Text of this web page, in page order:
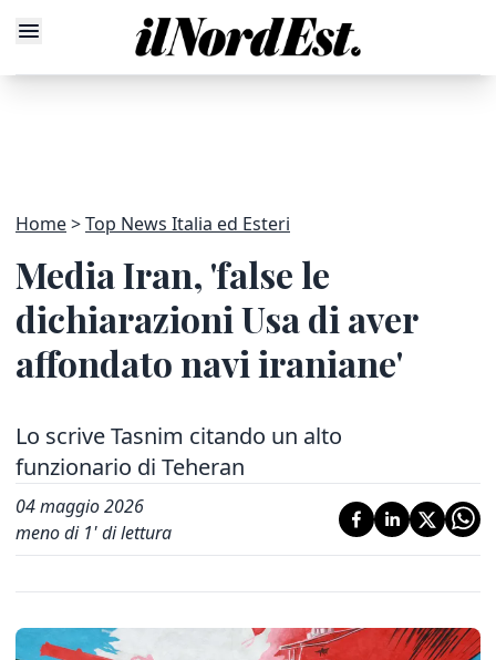
Home Top News Italia ed Esteri
Media Iran, 'false le
dichiarazioni Usa di aver
affondato navi iraniane'
Lo scrive Tasnim citando un alto
funzionario di Teheran
04 maggio 2026
meno di 1' di lettura